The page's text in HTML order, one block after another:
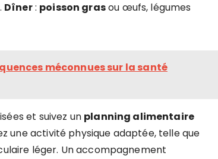
Dîner: poisson grasou œufs, légumes
méconnues sur la santé
et suivez un planning alimentaire
une activité physique adaptée, telle que
léger. Un accompagnement